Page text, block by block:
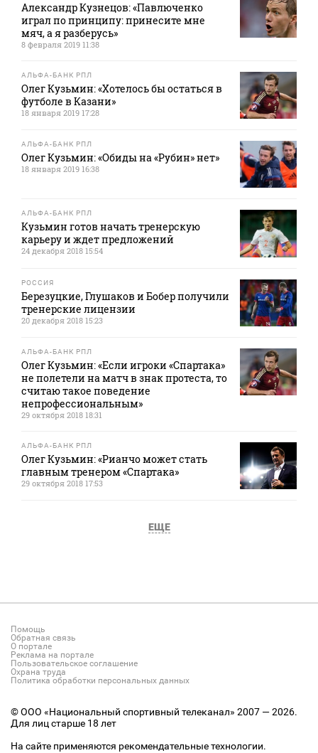
Александр Кузнецов: «Павлюченко
играл по принципу: принесите мне
мяч, а я разберусь»
8 февраля 2019 11:38
АЛЬФА-БАНК РПЛ
Олег Кузьмин: «Хотелось бы остаться в
футболе в Казани»
18 января 2019 17:28
АЛЬФА-БАНК РПЛ
Олег Кузьмин: «Обиды на «Рубин» нет»
18 января 2019 16:38
АЛЬФА-БАНК РПЛ
Кузьмин готов начать тренерскую
карьеру и ждет предложений
24 декабря 2018 15:54
РОССИЯ
Березуцкие, Глушаков и Бобер получили
тренерские лицензии
20 декабря 2018 15:23
АЛЬФА-БАНК РПЛ
Олег Кузьмин: «Если игроки «Спартака»
не полетели на матч в знак протеста, то
считаю такое поведение
непрофессиональным»
29 октября 2018 18:31
АЛЬФА-БАНК РПЛ
Олег Кузьмин: «Рианчо может стать
главным тренером «Спартака»
29 октября 2018 17:53
ЕЩЕ
Помощь
Обратная связь
О портале
Реклама на портале
Пользовательское соглашение
Охрана труда
Политика обработки персональных данных
© ООО «Национальный спортивный телеканал» 2007 — 2026.
Для лиц старше 18 лет
На сайте применяются рекомендательные технологии.